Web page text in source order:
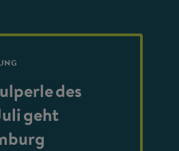
des
geht